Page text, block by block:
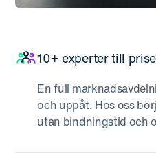
10+ experter till
En full
och uppåt. Hos oss
utan bindningstid och